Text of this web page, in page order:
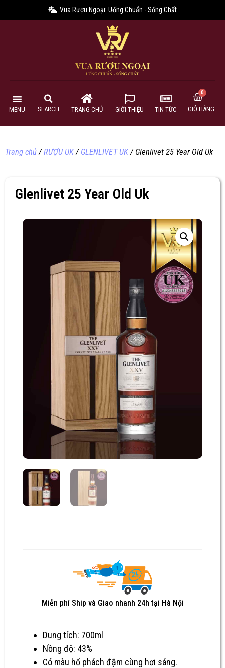
Vua Rượu Ngoại: Uống Chuẩn - Sống Chất
MENU SEARCH TRANG CHỦ GIỚI THIỆU TIN TỨC GIỎ HÀNG
Trang chủ/RƯỢU UK/ GLENLIVET UK/ Glenlivet 25 Year Old Uk
Glenlivet 25 Year Old Uk
Miễn phí Ship và Giao nhanh 24h tại Hà Nội
Dung tích: 700ml
Nồng độ: 43%
Có màu hổ phách đậm cùng hơi sáng.